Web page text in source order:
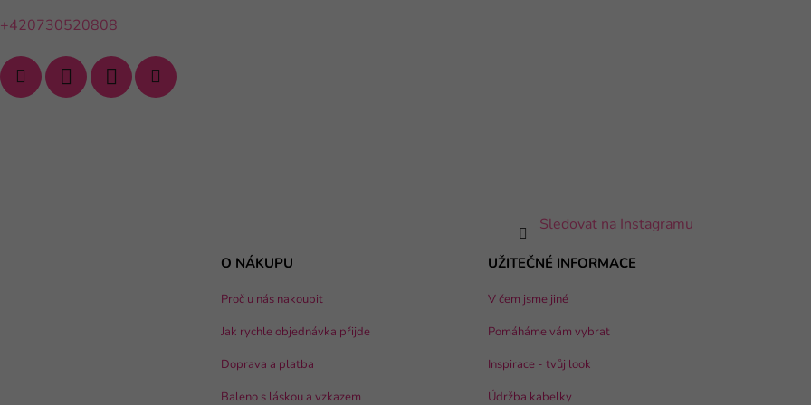
+420730520808
Sledovat na Instagramu
O NÁKUPU
Proč u nás nakoupit
Jak rychle objednávka přijde
Doprava a platba
Baleno s láskou a vzkazem
UŽITEČNÉ INFORMACE
V čem jsme jiné
Pomáháme vám vybrat
Inspirace - tvůj look
Údržba kabelky